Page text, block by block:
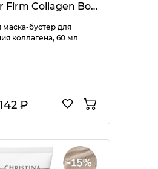
Line Repair Firm Collagen Boost Mask
маска-бустер для
коллагена, 60 мл
₽